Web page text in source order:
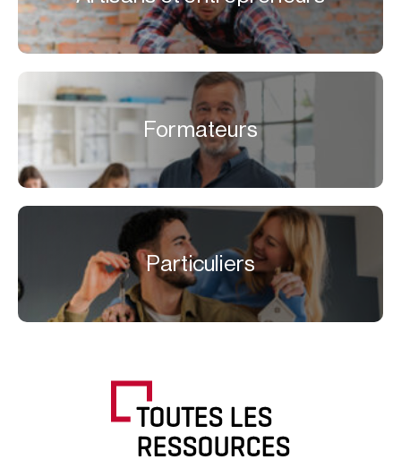
Formateurs
Particuliers
TOUTES LES
RESSOURCES